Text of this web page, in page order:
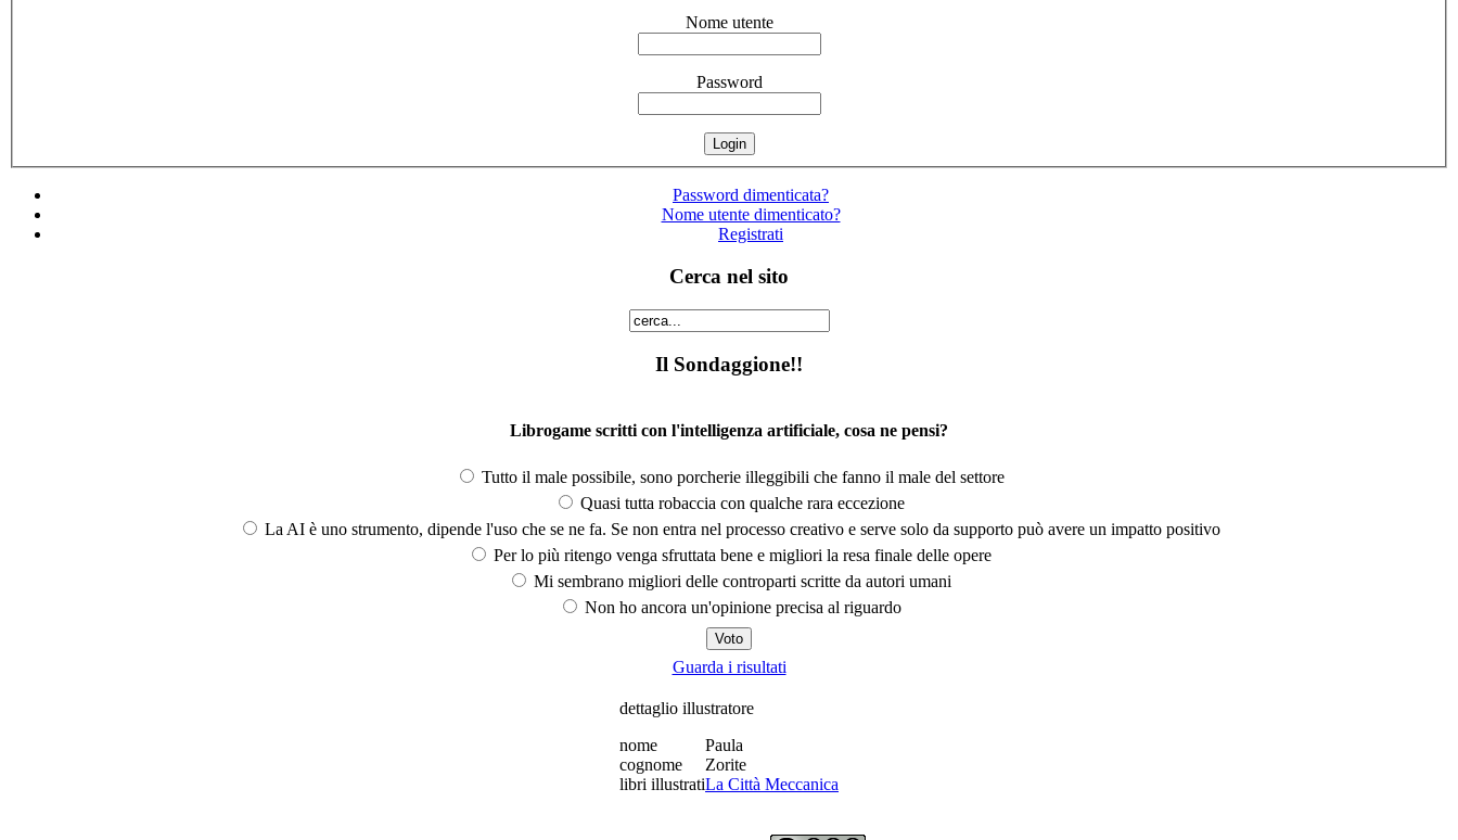
Nome utente
Password
Password dimenticata?
Nome utente dimenticato?
Registrati
Cerca nel sito
Il Sondaggione!!
Librogame scritti con l'intelligenza artificiale, cosa ne pensi?
Tutto il male possibile, sono porcherie illeggibili che fanno il male del settore
Quasi tutta robaccia con qualche rara eccezione
La AI è uno strumento, dipende l'uso che se ne fa. Se non entra nel processo creativo e serve solo da supporto può avere un impatto positivo
Per lo più ritengo venga sfruttata bene e migliori la resa finale delle opere
Mi sembrano migliori delle controparti scritte da autori umani
Non ho ancora un'opinione precisa al riguardo
Guarda i risultati
dettaglio illustratore
nome
Paula
cognome
Zorite
libri illustratiLa Città Meccanica